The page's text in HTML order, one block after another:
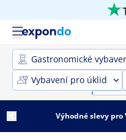
Gastronomické
Vybavení pro úklid
Výhodné slevy pro